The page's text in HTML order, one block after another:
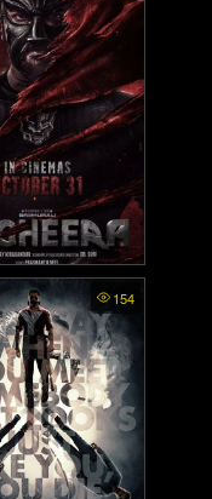
- บากีห์รา (2024)
154